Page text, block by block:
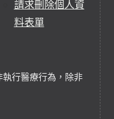
請求刪除個人資
料表單
行醫療行為，除非